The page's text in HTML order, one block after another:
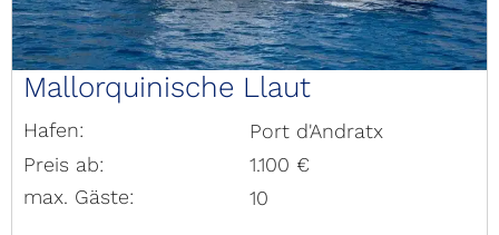
Mallorquinische Llaut
Hafen:
Port d'Andratx
Preis ab:
1.100 €
max. Gäste:
10